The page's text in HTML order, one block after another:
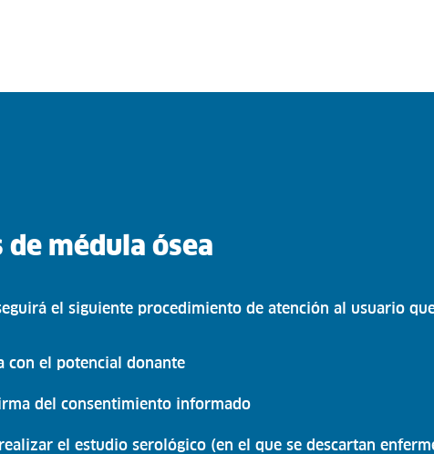
de médula ósea
el siguiente procedimiento de atención al usuario
con el potencial donante
del consentimiento informado
el estudio serológico (en el que se descartan